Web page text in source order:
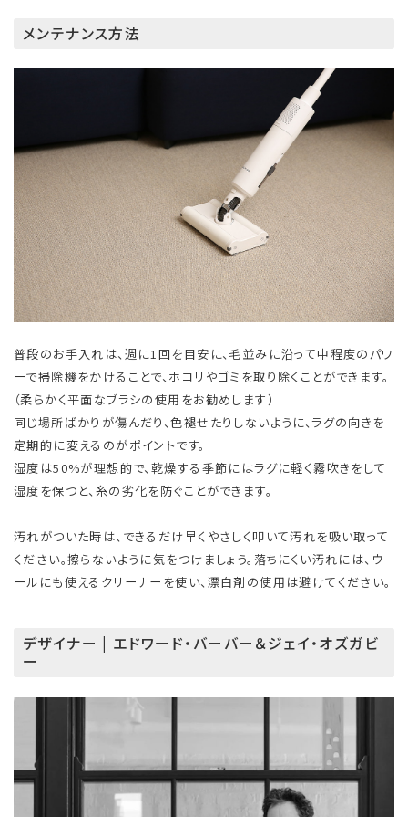
メンテナンス方法
普段のお手入れは、週に1回を目安に、毛並みに沿って中程度のパワ
ーで掃除機をかけることで、ホコリやゴミを取り除くことができます。
（柔らかく平面なブラシの使用をお勧めします）
同じ場所ばかりが傷んだり、色褪せたりしないように、ラグの向きを
定期的に変えるのがポイントです。
湿度は50%が理想的で、乾燥する季節にはラグに軽く霧吹きをして
湿度を保つと、糸の劣化を防ぐことができます。
汚れがついた時は、できるだけ早くやさしく叩いて汚れを吸い取って
ください。擦らないように気をつけましょう。落ちにくい汚れには、ウ
ールにも使えるクリーナーを使い、漂白剤の使用は避けてください。
デザイナー | エドワード・バーバー＆ジェイ・オズガビ
ー